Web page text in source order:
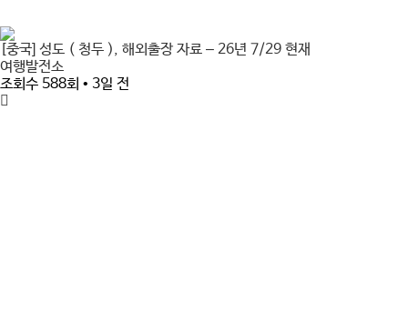
[중국] 성도 ( 청두 ), 해외출장 자료 – 26년 7/29 현재
여행발전소
조회수 588회 • 3일 전